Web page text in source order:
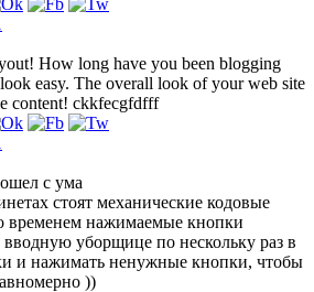
How long have you been blogging
easy. The overall look of your web site
content! ckkfecgfdfff
с ума
стоят механические кодовые
временем нажимаемые кнопки
вводную уборщице по нескольку раз в
и нажимать ненужные кнопки, чтобы
))